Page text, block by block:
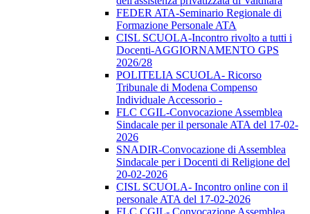
FEDER ATA-Seminario Regionale di
Formazione Personale ATA
CISL SCUOLA-Incontro rivolto a tutti i
Docenti-AGGIORNAMENTO GPS
2026/28
POLITELIA SCUOLA- Ricorso
Tribunale di Modena Compenso
Individuale Accessorio -
FLC CGIL-Convocazione Assemblea
Sindacale per il personale ATA del 17-02-
2026
SNADIR-Convocazione di Assemblea
Sindacale per i Docenti di Religione del
20-02-2026
CISL SCUOLA- Incontro online con il
personale ATA del 17-02-2026